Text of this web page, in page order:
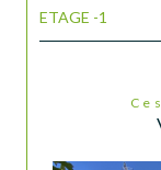
ETAGE -1